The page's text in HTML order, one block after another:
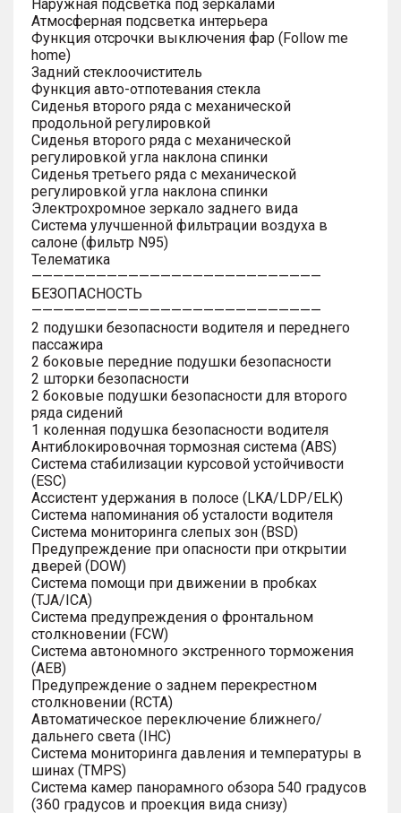
Наружная подсветка под зеркалами
Атмосферная подсветка интерьера
Функция отсрочки выключения фар (Follow me
home)
Задний стеклоочиститель
Функция авто-отпотевания стекла
Сиденья второго ряда с механической
продольной регулировкой
Сиденья второго ряда с механической
регулировкой угла наклона спинки
Сиденья третьего ряда с механической
регулировкой угла наклона спинки
Электрохромное зеркало заднего вида
Система улучшенной фильтрации воздуха в
салоне (фильтр N95)
Телематика
———————————————————————————
БЕЗОПАСНОСТЬ
———————————————————————————
2 подушки безопасности водителя и переднего
пассажира
2 боковые передние подушки безопасности
2 шторки безопасности
2 боковые подушки безопасности для второго
ряда сидений
1 коленная подушка безопасности водителя
Антиблокировочная тормозная система (ABS)
Система стабилизации курсовой устойчивости
(ESC)
Ассистент удержания в полосе (LKA/LDP/ELK)
Система напоминания об усталости водителя
Система мониторинга слепых зон (BSD)
Предупреждение при опасности при открытии
дверей (DOW)
Система помощи при движении в пробках
(TJA/ICA)
Система предупреждения о фронтальном
столкновении (FCW)
Система автономного экстренного торможения
(AEB)
Предупреждение о заднем перекрестном
столкновении (RCTA)
Автоматическое переключение ближнего/
дальнего света (IHC)
Система мониторинга давления и температуры в
шинах (TMPS)
Система камер панорамного обзора 540 градусов
(360 градусов и проекция вида снизу)